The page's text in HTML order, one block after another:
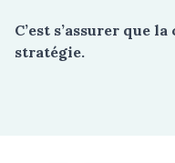
C’est s’assurer que
stratégie.